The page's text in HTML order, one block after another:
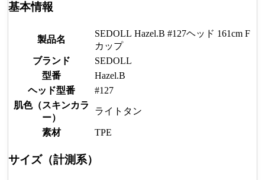
基本情報
製品名
SEDOLL Hazel.B #127ヘッド 161cm F
カップ
ブランド
SEDOLL
型番
Hazel.B
ヘッド型番
#127
肌色（スキンカラ
ー）
ライトタン
素材 TPE
サイズ（計測系）